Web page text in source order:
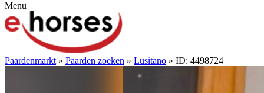
Menu
Paardenmarkt » Paarden zoeken » Lusitano » ID: 4498724